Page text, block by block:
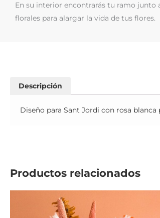
En su interior encontrarás tu ramo
florales para alargar la vida de tus flores.
Descripción
Diseño para Sant Jordi con rosa
Productos relacionados